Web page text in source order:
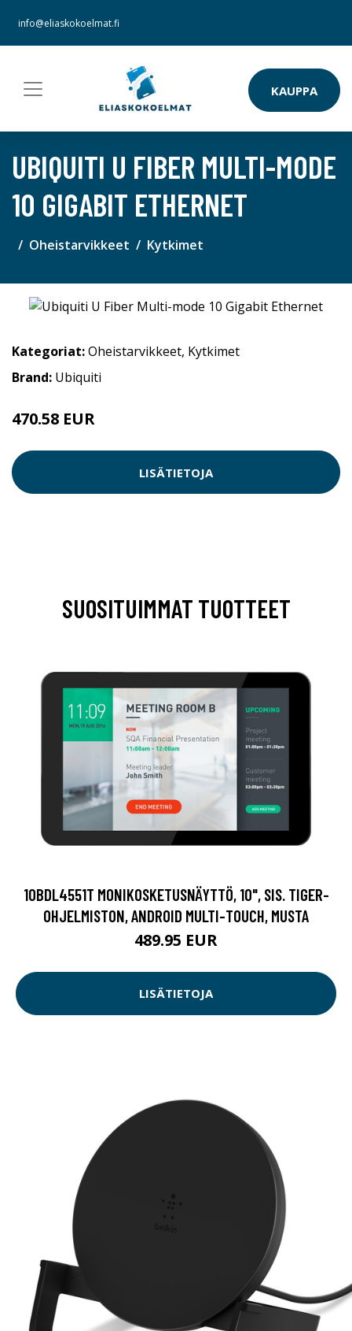
info@eliaskokoelmat.fi
KAUPPA
UBIQUITI U FIBER MULTI-MODE
10 GIGABIT ETHERNET
Oheistarvikkeet Kytkimet
Kategoriat:Oheistarvikkeet, Kytkimet
Brand: Ubiquiti
470.58 EUR
LISÄTIETOJA
SUOSITUIMMAT TUOTTEET
10BDL4551T MONIKOSKETUSNÄYTTÖ, 10", SIS. TIGER-
OHJELMISTON, ANDROID MULTI-TOUCH, MUSTA
489.95 EUR
LISÄTIETOJA